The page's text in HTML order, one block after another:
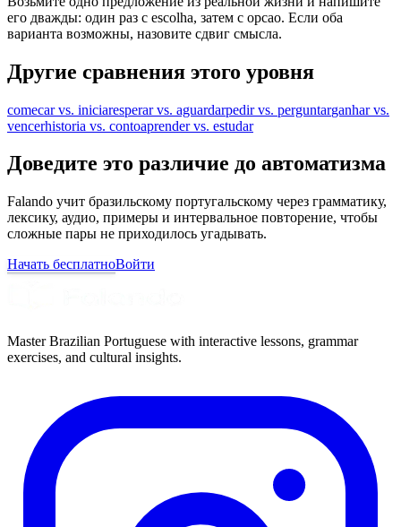
его дважды: один раз с escolha, затем с opcao. Если оба
варианта возможны, назовите сдвиг смысла.
Другие сравнения этого уровня
comecar vs. iniciaresperar vs. aguardarpedir vs. perguntarganhar vs.
vencerhistoria vs. contoaprender vs. estudar
Доведите это различие до автоматизма
Falando учит бразильскому португальскому через грамматику,
лексику, аудио, примеры и интервальное повторение, чтобы
сложные пары не приходилось угадывать.
Начать бесплатноВойти
Master Brazilian Portuguese with interactive lessons, grammar
exercises, and cultural insights.